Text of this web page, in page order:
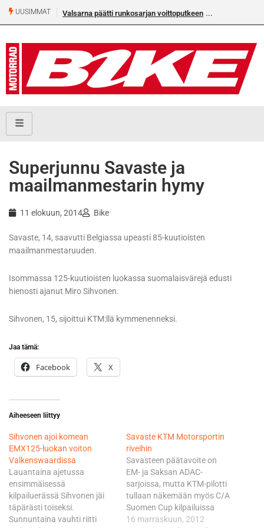
UUSIMMAT Valsarna päätti runkosarjan voittoputkeen
Superjunnu Savaste ja
maailmanmestarin hymy
11 elokuun, 2014 Bike
Savaste, 14, saavutti Belgiassa upeasti 85-kuutioisten
maailmanmestaruuden.
Isommassa 125-kuutioisten luokassa suomalaisvärejä edusti
hienosti ajanut Miro Sihvonen.
Sihvonen, 15, sijoittui KTM:llä kymmenenneksi.
Jaa tämä:
Facebook X
Aiheeseen liittyy
Sihvonen ajoi komean
EMX125-luokan voiton
Valkenswaardissa
Lauantaina ajetussa
ensimmäisessä
kilpailuerässä Sihvonen jäi
täpärästi toiseksi.
Sunnuntaina vauhti riitti
Savaste KTM Motorsportin
riveihin
Savasteen päätavoite on
EM- ja Saksan ADAC-
sarjoissa, mutta KTM-pilotti
tullaan näkemään myös C/A
Suomen Cup kilpailuissa
mahdollisimman useasti,
16 marraskuun, 2012